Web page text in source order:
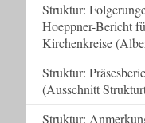
Struktur:
Hoeppner-Bericht
Kirchenkreise
Struktur:
(Ausschnitt
Struktur: